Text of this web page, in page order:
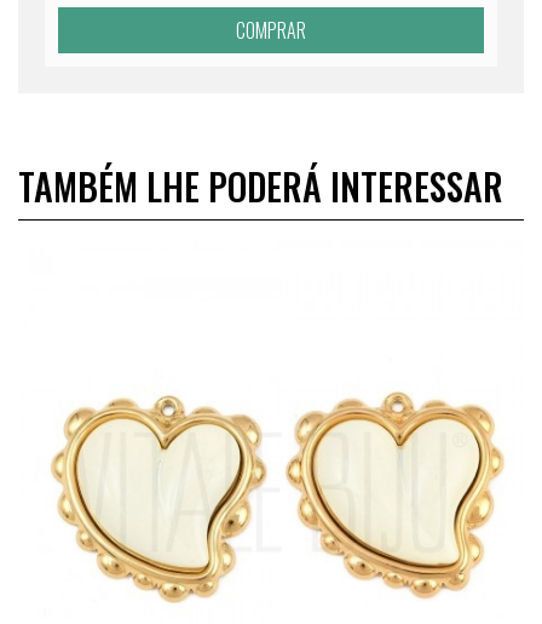
COMPRAR
TAMBÉM LHE PODERÁ INTERESSAR